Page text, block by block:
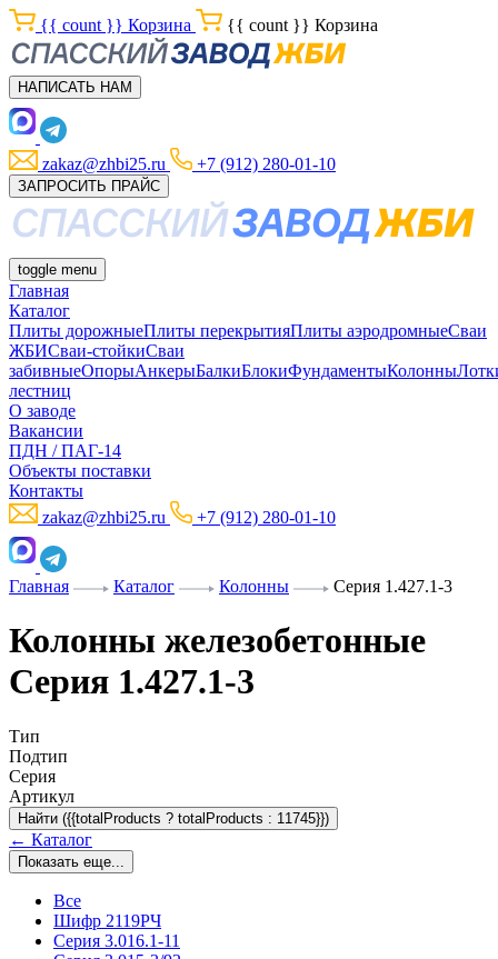
{{ count }} Корзина {{ count }} Корзина
НАПИСАТЬ НАМ
zakaz@zhbi25.ru +7 (912) 280-01-10
ЗАПРОСИТЬ ПРАЙС
toggle menu
Главная
Каталог
Плиты дорожныеПлиты перекрытияПлиты аэродромныеСваи
ЖБИСваи-стойкиСваи
забивныеОпорыАнкерыБалкиБлокиФундаментыКолонны
лестниц
О заводе
Вакансии
ПДН / ПАГ-14
Объекты поставки
Контакты
zakaz@zhbi25.ru
+7 (912) 280-01-10
Главная Каталог Колонны Серия 1.427.1-3
Колонны железобетонные
Серия 1.427.1-3
Тип
Подтип
Серия
Артикул
Найти ({{totalProducts ? totalProducts : 11745}})
← Каталог
Показать еще...
Все
Шифр 2119РЧ
Серия 3.016.1-11